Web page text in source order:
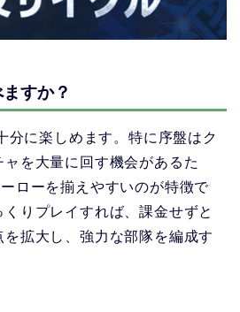
すか？
分に楽しめます。特に序盤はク
を大量に回す機会があるた
ローを揃えやすいのが特徴で
りプレイすれば、課金せずと
を拡大し、強力な部隊を編成す